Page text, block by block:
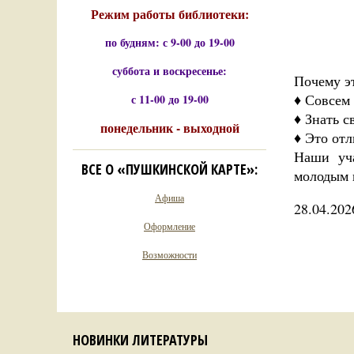
Почему
♦ Совсем
♦ Знать
♦ Это
Наши
молодым
Режим работы библиотеки:
по будням: с 9-00 до 19-00
суббота и воскресенье:
с 11-00 до 19-00
понедельник - выходной
ВСЕ О «ПУШКИНСКОЙ КАРТЕ»:
Афиша
Оформление
Возможности
НОВИНКИ ЛИТЕРАТУРЫ